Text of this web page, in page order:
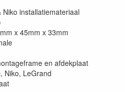
installatiemateriaal
x 45mm x 33mm
en afdekplaat
Niko, LeGrand